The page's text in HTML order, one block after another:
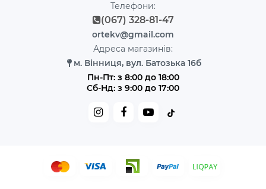
Телефони:
(067) 328-81-47
ortekv@gmail.com
Адреса магазинів:
м. Вінниця, вул. Батозька 16б
Пн-Пт: з 8:00 до 18:00
Сб-Нд: з 9:00 до 17:00